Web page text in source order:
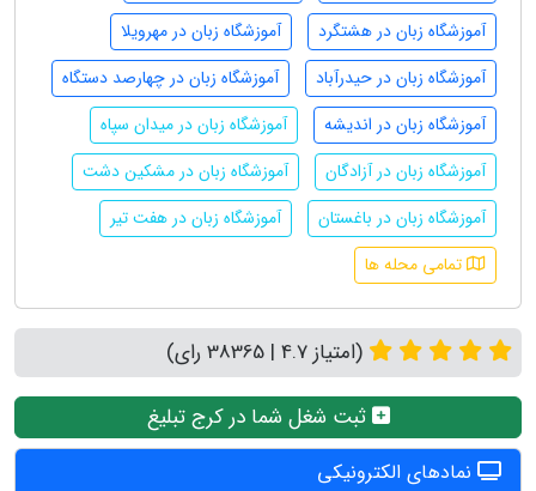
آموزشگاه زبان در هشتگرد
آموزشگاه زبان در مهرویلا
آموزشگاه زبان در حیدرآباد
آموزشگاه زبان در چهارصد دستگاه
آموزشگاه زبان در اندیشه
آموزشگاه زبان در میدان سپاه
آموزشگاه زبان در آزادگان
آموزشگاه زبان در مشکین دشت
آموزشگاه زبان در باغستان
آموزشگاه زبان در هفت تیر
تمامی محله ها
(امتیاز 4.7 | 38365 رای)
ثبت شغل شما در کرج تبلیغ
نمادهای الکترونیکی